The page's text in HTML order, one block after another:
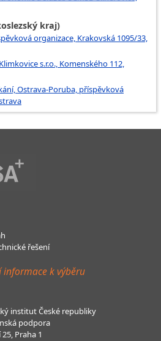
kraj)
organizace, Krakovská 1095/33,
s.r.o., Komenského 112,
Ostrava-Poruba, příspěvková
řešení
k výběru
institut České republiky
podpora
Praha 1